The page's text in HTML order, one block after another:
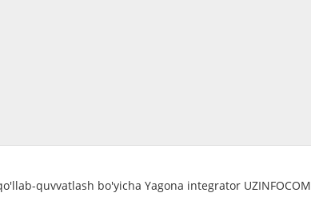
quvvatlash bo'yicha Yagona integrator UZINFOCOM